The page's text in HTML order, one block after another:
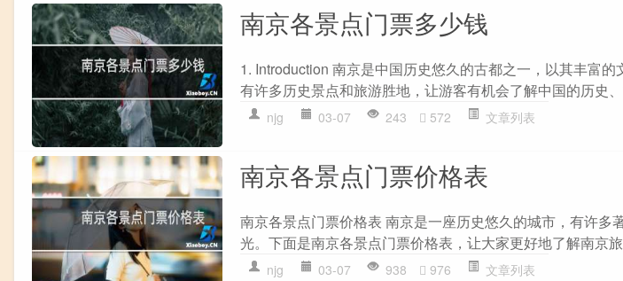
南京各景点门票多少钱
1. Introduction 南京是中国历史悠久的古都之一，以其丰富
有许多历史景点和旅游胜地，让游客有机会了解中国的历史
njg 03-07 243 572 文章列表
南京各景点门票价格表
南京各景点门票价格表 南京是一座历史悠久的城市，有许多
光。下面是南京各景点门票价格表，让大家更好地了解南京
njg 03-07 938 976 文章列表